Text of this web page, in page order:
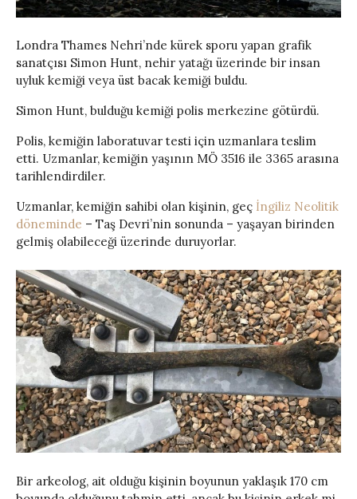
Londra Thames Nehri’nde kürek sporu yapan grafik
sanatçısı Simon Hunt, nehir yatağı üzerinde bir insan
uyluk kemiği veya üst bacak kemiği buldu.
Simon Hunt, bulduğu kemiği polis merkezine götürdü.
Polis, kemiğin laboratuvar testi için uzmanlara teslim
etti. Uzmanlar, kemiğin yaşının MÖ 3516 ile 3365 arasına
tarihlendirdiler.
Uzmanlar, kemiğin sahibi olan kişinin, geç İngiliz Neolitik
döneminde – Taş Devri’nin sonunda – yaşayan birinden
gelmiş olabileceği üzerinde duruyorlar.
Bir arkeolog, ait olduğu kişinin boyunun yaklaşık 170 cm